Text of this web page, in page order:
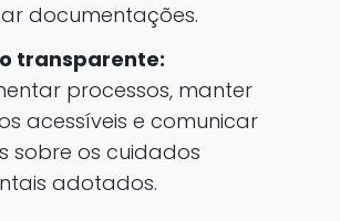
documentações.
transparente:
processos, manter
acessíveis e comunicar
sobre os cuidados
adotados.